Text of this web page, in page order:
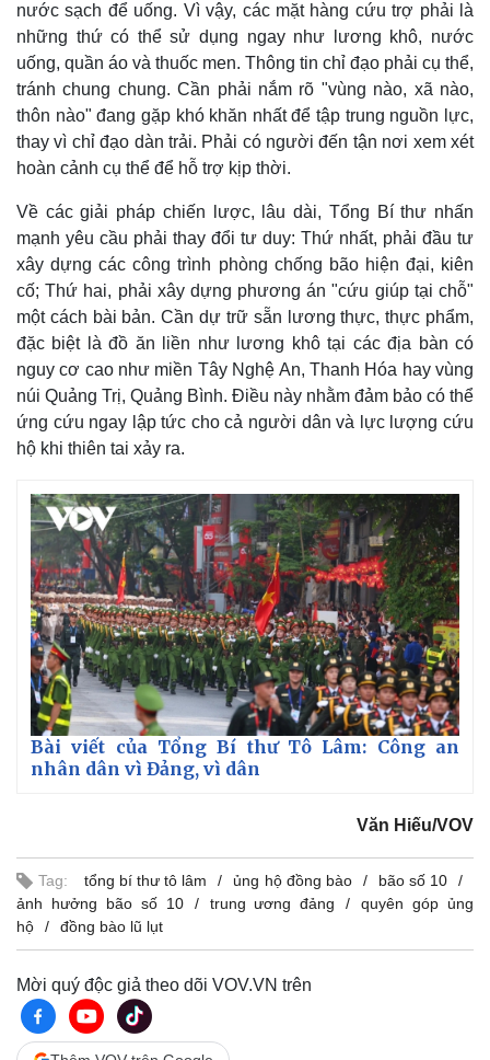
Kinh tế
Bất động sản
Thị trường
Chứng khoán
nước sạch để uống. Vì vậy, các mặt hàng cứu trợ phải là
những thứ có thể sử dụng ngay như lương khô, nước
uống, quần áo và thuốc men. Thông tin chỉ đạo phải cụ thể,
tránh chung chung. Cần phải nắm rõ "vùng nào, xã nào,
thôn nào" đang gặp khó khăn nhất để tập trung nguồn lực,
thay vì chỉ đạo dàn trải. Phải có người đến tận nơi xem xét
hoàn cảnh cụ thể để hỗ trợ kịp thời.
Về các giải pháp chiến lược, lâu dài, Tổng Bí thư nhấn
mạnh yêu cầu phải thay đổi tư duy: Thứ nhất, phải đầu tư
xây dựng các công trình phòng chống bão hiện đại, kiên
cố; Thứ hai, phải xây dựng phương án "cứu giúp tại chỗ"
một cách bài bản. Cần dự trữ sẵn lương thực, thực phẩm,
đặc biệt là đồ ăn liền như lương khô tại các địa bàn có
nguy cơ cao như miền Tây Nghệ An, Thanh Hóa hay vùng
núi Quảng Trị, Quảng Bình. Điều này nhằm đảm bảo có thể
ứng cứu ngay lập tức cho cả người dân và lực lượng cứu
hộ khi thiên tai xảy ra.
Bài viết của Tổng Bí thư Tô Lâm: Công an
nhân dân vì Đảng, vì dân
Văn Hiếu/VOV
Tag: tổng bí thư tô lâm ủng hộ đồng bào
bão số 10
ảnh hưởng bão số 10
trung ương đảng
quyên góp ủng
hộ
đồng bào lũ lụt
Mời quý độc giả theo dõi VOV.VN trên